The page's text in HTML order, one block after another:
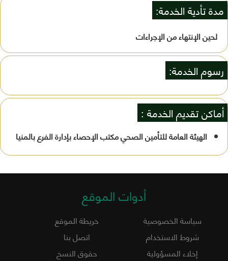
مدة تأدية الخدمة:
لحين الإنتهاء من الإجراءات
رسوم الخدمة:
أماكن تقديم الخدمة :
الهيئة العامة للتأمين الصحي مكتب الإحصاء بإدارة الفرع بالمنيا
أدوات الموقع
سياسة الخصوصية
خريطة الموقع
شروط الاستخدام
اتصل بنا
إخلاء المسؤولية
حقوق النسخ